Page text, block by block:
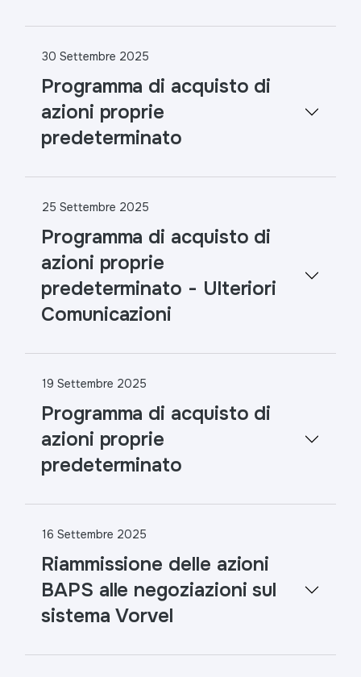
30 Settembre 2025
Programma di acquisto di
azioni proprie
predeterminato
25 Settembre 2025
Programma di acquisto di
azioni proprie
predeterminato - Ulteriori
Comunicazioni
19 Settembre 2025
Programma di acquisto di
azioni proprie
predeterminato
16 Settembre 2025
Riammissione delle azioni
BAPS alle negoziazioni sul
sistema Vorvel